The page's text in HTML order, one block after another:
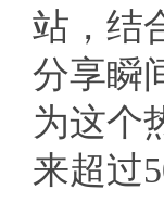
站，结
分享瞬
为这个
来超过